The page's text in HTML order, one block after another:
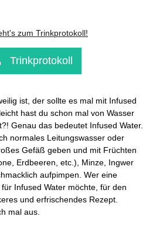
zum Trinkprotokoll!
Trinkprotokoll
ist, der sollte es mal mit Infused
hast du schon mal von Wasser
Genau das bedeutet Infused Water.
normales Leitungswasser oder
Gefäß geben und mit Früchten
Erdbeeren, etc.), Minze, Ingwer
aufpimpen. Wer eine
Infused Water möchte, für den
und erfrischendes Rezept.
mal aus.